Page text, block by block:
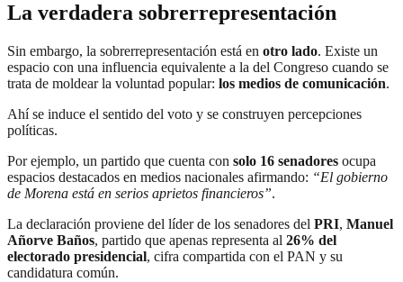
La verdadera sobrerrepresentación
Sin embargo, la sobrerrepresentación está en otro lado. Existe un
espacio con una influencia equivalente a la del Congreso cuando se
trata de moldear la voluntad popular: los medios de comunicación.
Ahí se induce el sentido del voto y se construyen percepciones
políticas.
Por ejemplo, un partido que cuenta con solo 16 senadores ocupa
espacios destacados en medios nacionales afirmando: “El gobierno
de Morena está en serios aprietos financieros”.
La declaración proviene del líder de los senadores del PRI, Manuel
Añorve Baños, partido que apenas representa al 26% del
electorado presidencial, cifra compartida con el PAN y su
candidatura común.